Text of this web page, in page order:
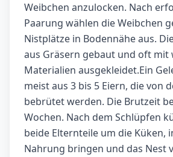
Weibchen anzulocken. Nach
Paarung wählen die Weibchen
Nistplätze in Bodennähe aus.
aus Gräsern gebaut und oft mit
Materialien ausgekleidet.Ein
meist aus 3 bis 5 Eiern, die von
bebrütet werden. Die Brutzeit
Wochen. Nach dem Schlüpfen
beide Elternteile um die Küken,
Nahrung bringen und das Nest